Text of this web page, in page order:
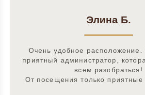
Элина Б.
Очень удобное
приятный администратор,
всем разобраться!
От посещения только приятные